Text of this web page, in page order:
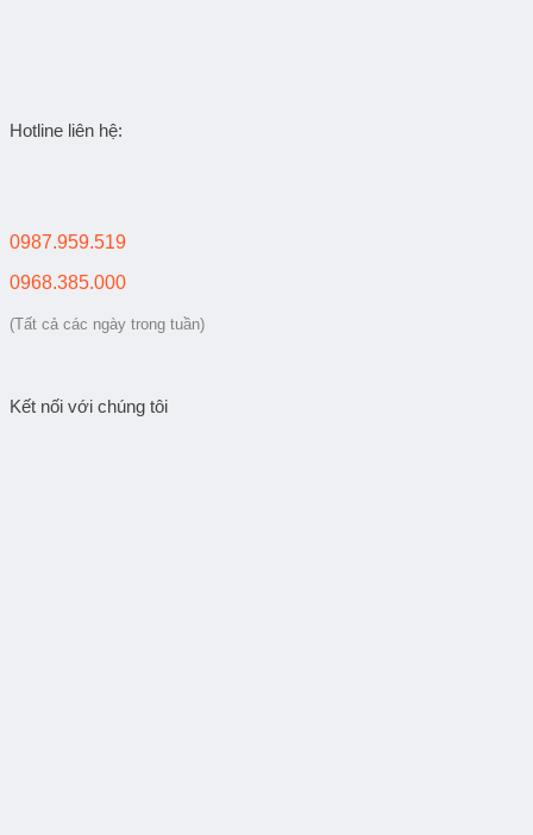
Hotline liên hệ:
0987.959.519
0968.385.000
(Tất cả các ngày trong tuần)
Kết nối với chúng tôi